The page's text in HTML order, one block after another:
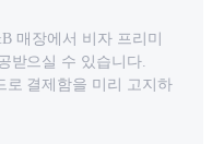
매장에서 비자 프리미
받으실 수 있습니다.
로 결제함을 미리 고지하